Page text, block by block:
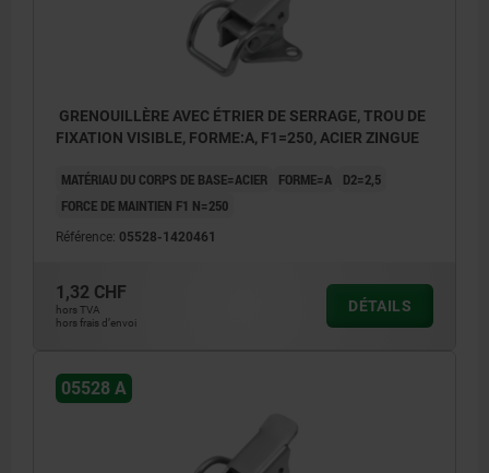
GRENOUILLÈRE AVEC ÉTRIER DE SERRAGE, TROU DE
FIXATION VISIBLE, FORME:A, F1=250, ACIER ZINGUE
MATÉRIAU DU CORPS DE BASE=ACIER FORME=A
D2=2,5
FORCE DE MAINTIEN F1 N=250
Référence: 05528-1420461
1,32 CHF
hors TVA
hors frais d’envoi
DÉTAILS
05528 A